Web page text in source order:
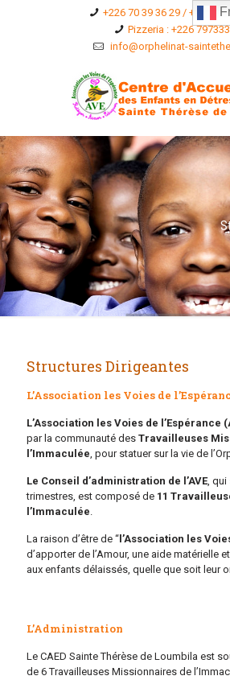
+226 70 39 36 29 / +226 75
Pizzeria : +226
info@orphelinat-
Structures Dirigeantes
L’Association les Voies de
L’Association les Voies de l’Espérance
par la communauté des Travailleuses
l’Immaculée, pour statuer sur la vie de
Le Conseil d’administration de l’AVE, qui
trimestres, est composé de 11
l’Immaculée.
La raison d’être de “ l’Association les
d’apporter de l’Amour, une aide matérielle
aux enfants délaissés, quelle que soit leur
L’Administration
Le CAED Sainte Thérèse de Loumbila est
de 6 Travailleuses Missionnaires de